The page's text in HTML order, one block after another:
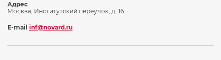
Адрес
Москва, Институтский переулок, д. 16
E-mail inf@novard.ru